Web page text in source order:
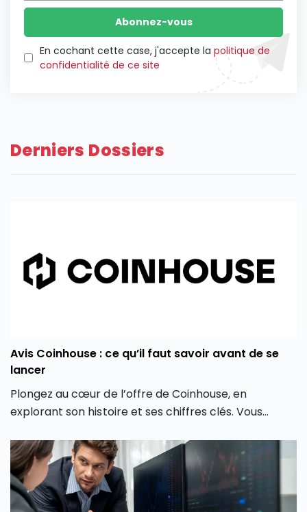
En cochant cette case, j'accepte la politique de
confidentialité de ce site
Derniers Dossiers
Avis Coinhouse : ce qu’il faut savoir avant de se
lancer
Plongez au cœur de l’offre de Coinhouse, en
explorant son histoire et ses chiffres clés. Vous
monnaies disponibles, les frais associés, et comment
la plateforme crypto Coinhouse vous permet de
mieux gérer vos investissements en monnaie
virtuelle.